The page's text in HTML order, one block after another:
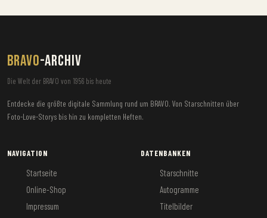
BRAVO-ARCHIV
Die Welt der BRAVO von 1956 bis heute
Entdecke die größte digitale Sammlung rund um BRAVO. Von Starschnitten über
Foto-Love-Storys bis hin zu kompletten Heften.
NAVIGATION
Startseite
Online-Shop
Impressum
DATENBANKEN
Starschnitte
Autogramme
Titelbilder